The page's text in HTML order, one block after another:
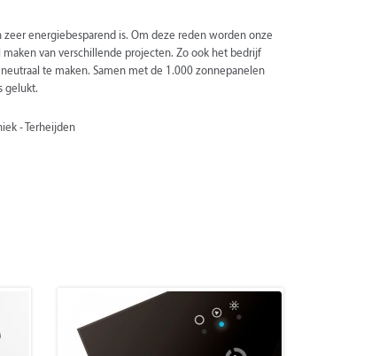
energiebesparend is. Om deze reden worden onze
van verschillende projecten. Zo ook het bedrijf
te maken. Samen met de 1.000 zonnepanelen
gelukt.
- Terheijden